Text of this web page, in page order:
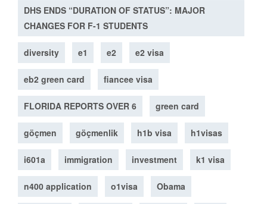
DHS ENDS “DURATION OF STATUS”: MAJOR
CHANGES FOR F-1 STUDENTS
diversity e1 e2 e2 visa
eb2 green card fiancee visa
FLORIDA REPORTS OVER 6 green card
göçmen göçmenlik h1b visa h1visas
i601a immigration investment k1 visa
n400 application o1visa Obama